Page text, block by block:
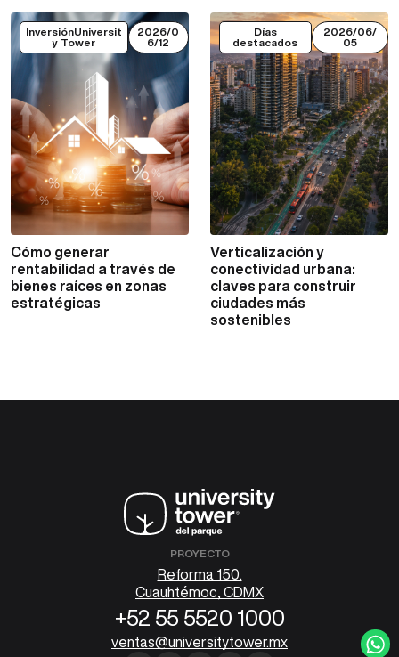
InversiónUniversit
y Tower
2026/0
6/12
VER MÁS
Cómo generar
rentabilidad a través de
bienes raíces en zonas
estratégicas
Días
destacados
2026/06/
05
VER MÁS
Verticalización y
conectividad urbana:
claves para construir
ciudades más
sostenibles
PROYECTO
Reforma 150,
Cuauhtémoc, CDMX
+52 55 5520 1000
ventas@universitytower.mx